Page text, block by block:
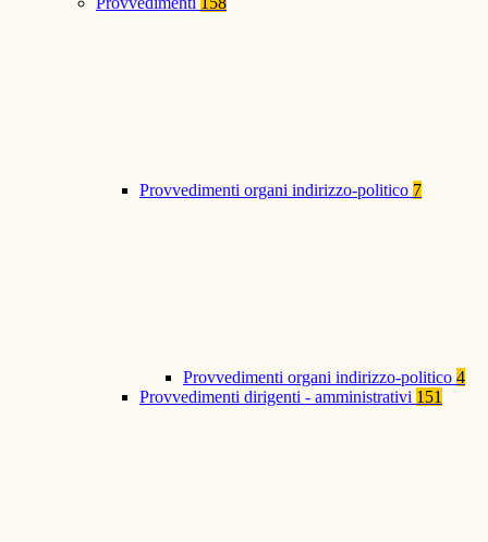
Provvedimenti organi indirizzo-politico 7
Provvedimenti organi indirizzo-politico 4
Provvedimenti dirigenti - amministrativi 151